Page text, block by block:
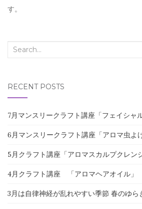
す。
Search for:
RECENT POSTS
7月マンスリークラフト講座「フェイシャ
6月マンスリークラフト講座「アロマ虫よ
5月クラフト講座「アロマスカルプクレン
4月クラフト講座 「アロマヘアオイル」
3月は自律神経が乱れやすい季節 春のゆら